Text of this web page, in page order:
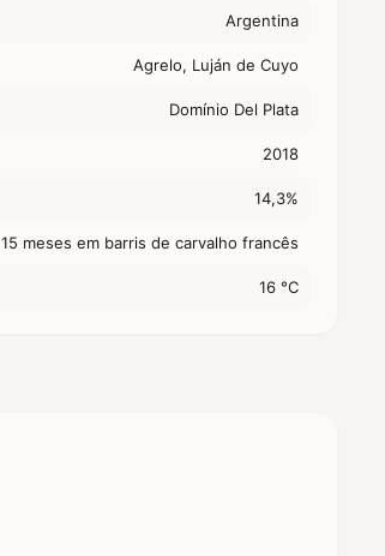
Argentina
Agrelo, Luján de Cuyo
Domínio Del Plata
2018
14,3%
15 meses em barris de carvalho francês
16 °C